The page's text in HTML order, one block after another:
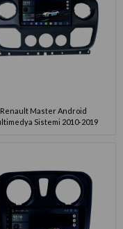
Renault Master Android
Multimedya Sistemi 2010-2019